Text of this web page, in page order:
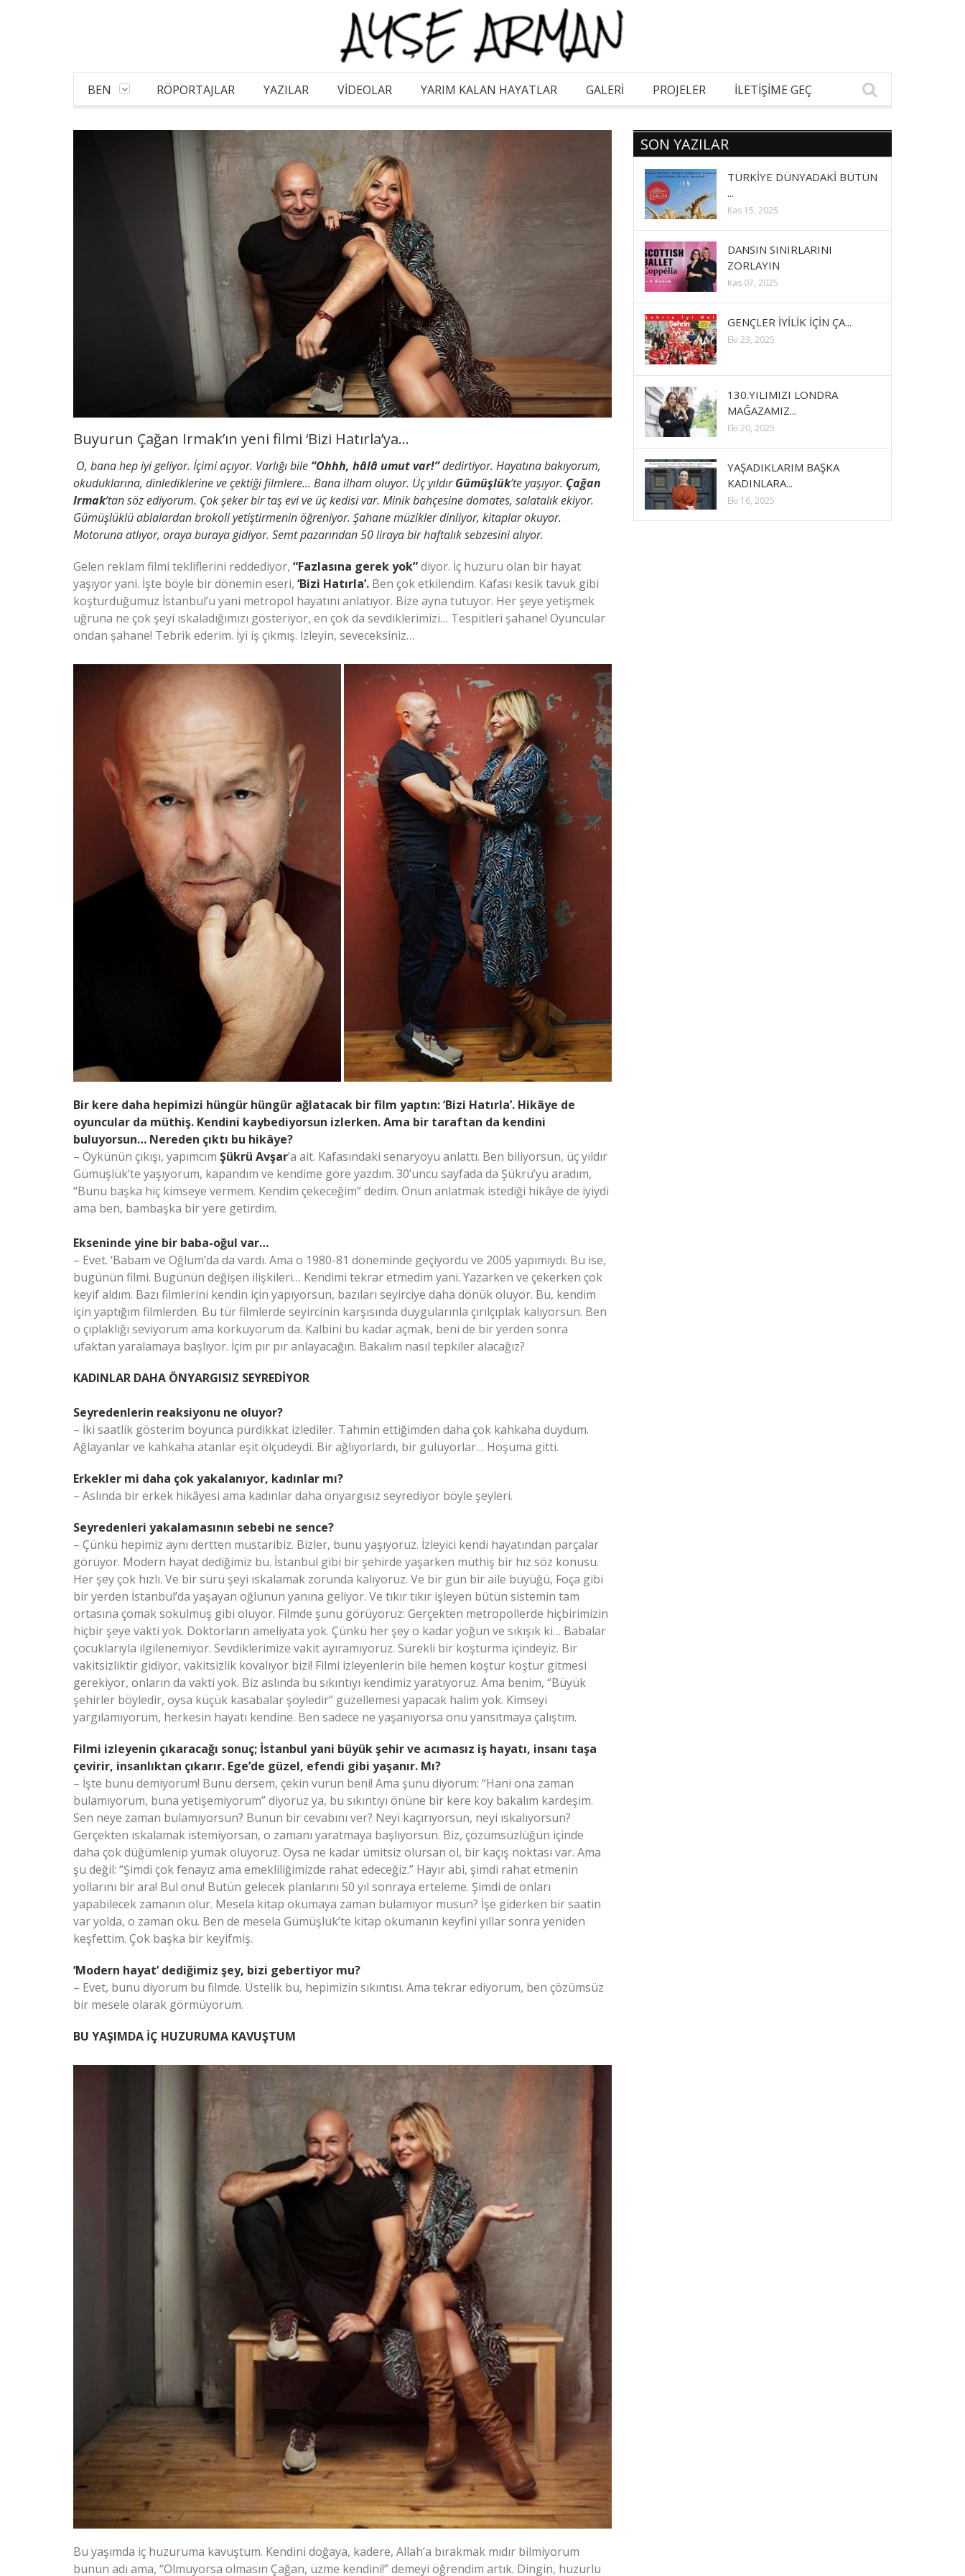
BEN RÖPORTAJLAR YAZILAR VİDEOLAR YARIM KALAN HAYATLAR GALERI PROJELER İLETİŞİME GEÇ
Buyurun Çağan Irmak’ın yeni filmi ‘Bizi Hatırla’ya…
O, bana hep iyi geliyor. İçimi açıyor. Varlığı bile “Ohhh, hâlâ umut var!”dedirtiyor. Hayatına bakıyorum,
okuduklarına, dinlediklerine ve çektiği filmlere… Bana ilham oluyor. Üç yıldırGümüşlük’te yaşıyor. Çağan
Irmak’tan söz ediyorum. Çok şeker bir taş evi ve üç kedisi var. Minik bahçesine domates, salatalık ekiyor.
Gümüşlüklü ablalardan brokoli yetiştirmenin öğreniyor. Şahane müzikler dinliyor, kitaplar okuyor.
Motoruna atlıyor, oraya buraya gidiyor. Semt pazarından 50 liraya bir haftalık sebzesini alıyor.
Gelen reklam filmi tekliflerini reddediyor, “Fazlasına gerek yok”diyor. İç huzuru olan bir hayat
yaşıyor yani. İşte böyle bir dönemin eseri, ‘Bizi Hatırla’. Ben çok etkilendim. Kafası kesik tavuk gibi
koşturduğumuz İstanbul’u yani metropol hayatını anlatıyor. Bize ayna tutuyor. Her şeye yetişmek
uğruna ne çok şeyi ıskaladığımızı gösteriyor, en çok da sevdiklerimizi… Tespitleri şahane! Oyuncular
ondan şahane! Tebrik ederim. İyi iş çıkmış. İzleyin, seveceksiniz…
Bir kere daha hepimizi hüngür hüngür ağlatacak bir film yaptın: ‘Bizi Hatırla’. Hikâye de
oyuncular da müthiş. Kendini kaybediyorsun izlerken. Ama bir taraftan da kendini
buluyorsun… Nereden çıktı bu hikâye?
– Öykünün çıkışı, yapımcım Şükrü Avşar’a ait. Kafasındaki senaryoyu anlattı. Ben biliyorsun, üç yıldır
Gümüşlük’te yaşıyorum, kapandım ve kendime göre yazdım. 30’uncu sayfada da Şükrü’yü aradım,
“Bunu başka hiç kimseye vermem. Kendim çekeceğim” dedim. Onun anlatmak istediği hikâye de iyiydi
ama ben, bambaşka bir yere getirdim.
Ekseninde yine bir baba-oğul var…
– Evet. ‘Babam ve Oğlum’da da vardı. Ama o 1980-81 döneminde geçiyordu ve 2005 yapımıydı. Bu ise,
bugünün filmi. Bugünün değişen ilişkileri… Kendimi tekrar etmedim yani. Yazarken ve çekerken çok
keyif aldım. Bazı filmlerini kendin için yapıyorsun, bazıları seyirciye daha dönük oluyor. Bu, kendim
için yaptığım filmlerden. Bu tür filmlerde seyircinin karşısında duygularınla çırılçıplak kalıyorsun. Ben
o çıplaklığı seviyorum ama korkuyorum da. Kalbini bu kadar açmak, beni de bir yerden sonra
ufaktan yaralamaya başlıyor. İçim pır pır anlayacağın. Bakalım nasıl tepkiler alacağız?
KADINLAR DAHA ÖNYARGISIZ SEYREDİYOR
Seyredenlerin reaksiyonu ne oluyor?
– İki saatlik gösterim boyunca pürdikkat izlediler. Tahmin ettiğimden daha çok kahkaha duydum.
Ağlayanlar ve kahkaha atanlar eşit ölçüdeydi. Bir ağlıyorlardı, bir gülüyorlar… Hoşuma gitti.
Erkekler mi daha çok yakalanıyor, kadınlar mı?
– Aslında bir erkek hikâyesi ama kadınlar daha önyargısız seyrediyor böyle şeyleri.
Seyredenleri yakalamasının sebebi ne sence?
– Çünkü hepimiz aynı dertten mustaribiz. Bizler, bunu yaşıyoruz. İzleyici kendi hayatından parçalar
görüyor. Modern hayat dediğimiz bu. İstanbul gibi bir şehirde yaşarken müthiş bir hız söz konusu.
Her şey çok hızlı. Ve bir sürü şeyi ıskalamak zorunda kalıyoruz. Ve bir gün bir aile büyüğü, Foça gibi
bir yerden İstanbul’da yaşayan oğlunun yanına geliyor. Ve tıkır tıkır işleyen bütün sistemin tam
ortasına çomak sokulmuş gibi oluyor. Filmde şunu görüyoruz: Gerçekten metropollerde hiçbirimizin
hiçbir şeye vakti yok. Doktorların ameliyata yok. Çünkü her şey o kadar yoğun ve sıkışık ki… Babalar
çocuklarıyla ilgilenemiyor. Sevdiklerimize vakit ayıramıyoruz. Sürekli bir koşturma içindeyiz. Bir
vakitsizliktir gidiyor, vakitsizlik kovalıyor bizi! Filmi izleyenlerin bile hemen koştur koştur gitmesi
gerekiyor, onların da vakti yok. Biz aslında bu sıkıntıyı kendimiz yaratıyoruz. Ama benim, “Büyük
şehirler böyledir, oysa küçük kasabalar şöyledir” güzellemesi yapacak halim yok. Kimseyi
yargılamıyorum, herkesin hayatı kendine. Ben sadece ne yaşanıyorsa onu yansıtmaya çalıştım.
Filmi izleyenin çıkaracağı sonuç; İstanbul yani büyük şehir ve acımasız iş hayatı, insanı taşa
çevirir, insanlıktan çıkarır. Ege’de güzel, efendi gibi yaşanır. Mı?
– İşte bunu demiyorum! Bunu dersem, çekin vurun beni! Ama şunu diyorum: “Hani ona zaman
bulamıyorum, buna yetişemiyorum” diyoruz ya, bu sıkıntıyı önüne bir kere koy bakalım kardeşim.
Sen neye zaman bulamıyorsun? Bunun bir cevabını ver? Neyi kaçırıyorsun, neyi ıskalıyorsun?
Gerçekten ıskalamak istemiyorsan, o zamanı yaratmaya başlıyorsun. Biz, çözümsüzlüğün içinde
daha çok düğümlenip yumak oluyoruz. Oysa ne kadar ümitsiz olursan ol, bir kaçış noktası var. Ama
şu değil: “Şimdi çok fenayız ama emekliliğimizde rahat edeceğiz.” Hayır abi, şimdi rahat etmenin
yollarını bir ara! Bul onu! Bütün gelecek planlarını 50 yıl sonraya erteleme. Şimdi de onları
yapabilecek zamanın olur. Mesela kitap okumaya zaman bulamıyor musun? İşe giderken bir saatin
var yolda, o zaman oku. Ben de mesela Gümüşlük’te kitap okumanın keyfini yıllar sonra yeniden
keşfettim. Çok başka bir keyifmiş.
‘Modern hayat’ dediğimiz şey, bizi gebertiyor mu?
– Evet, bunu diyorum bu filmde. Üstelik bu, hepimizin sıkıntısı. Ama tekrar ediyorum, ben çözümsüz
bir mesele olarak görmüyorum.
BU YAŞIMDA İÇ HUZURUMA KAVUŞTUM
Bu yaşımda iç huzuruma kavuştum. Kendini doğaya, kadere, Allah’a bırakmak mıdır bilmiyorum
bunun adı ama, “Olmuyorsa olmasın Çağan, üzme kendini!” demeyi öğrendim artık. Dingin, huzurlu
SON YAZILAR
TÜRKİYE DÜNYADAKİ BÜTÜN
...
Kas 15, 2025
DANSIN SINIRLARINI
ZORLAYIN
Kas 07, 2025
GENÇLER İYİLİK İÇİN ÇA...
Eki 23, 2025
130.YILIMIZI LONDRA
MAĞAZAMIZ...
Eki 20, 2025
YAŞADIKLARIM BAŞKA
KADINLARA...
Eki 16, 2025